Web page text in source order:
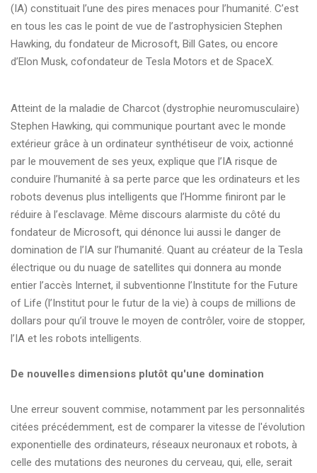
(IA) constituait l’une des pires menaces pour l’humanité. C’est
en tous les cas le point de vue de l’astrophysicien Stephen
Hawking, du fondateur de Microsoft, Bill Gates, ou encore
d’Elon Musk, cofondateur de Tesla Motors et de SpaceX.
Atteint de la maladie de Charcot (dystrophie neuromusculaire)
Stephen Hawking, qui communique pourtant avec le monde
extérieur grâce à un ordinateur synthétiseur de voix, actionné
par le mouvement de ses yeux, explique que l’IA risque de
conduire l’humanité à sa perte parce que les ordinateurs et les
robots devenus plus intelligents que l’Homme finiront par le
réduire à l’esclavage. Même discours alarmiste du côté du
fondateur de Microsoft, qui dénonce lui aussi le danger de
domination de l’IA sur l’humanité. Quant au créateur de la Tesla
électrique ou du nuage de satellites qui donnera au monde
entier l’accès Internet, il subventionne l’Institute for the Future
of Life (l’Institut pour le futur de la vie) à coups de millions de
dollars pour qu’il trouve le moyen de contrôler, voire de stopper,
l’IA et les robots intelligents.
De nouvelles dimensions plutôt qu'une domination
Une erreur souvent commise, notamment par les personnalités
citées précédemment, est de comparer la vitesse de l'évolution
exponentielle des ordinateurs, réseaux neuronaux et robots, à
celle des mutations des neurones du cerveau, qui, elle, serait